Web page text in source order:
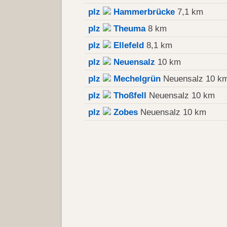
plz
Hammerbrücke 7,1 km
plz
Theuma8 km
plz
Ellefeld 8,1 km
plz
Neuensalz 10 km
plz
Mechelgrün Neuensalz 10
plz
Thoßfell Neuensalz 10 km
plz
Zobes Neuensalz 10 km